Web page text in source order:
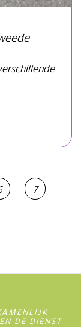
Page
7
DE DIENST